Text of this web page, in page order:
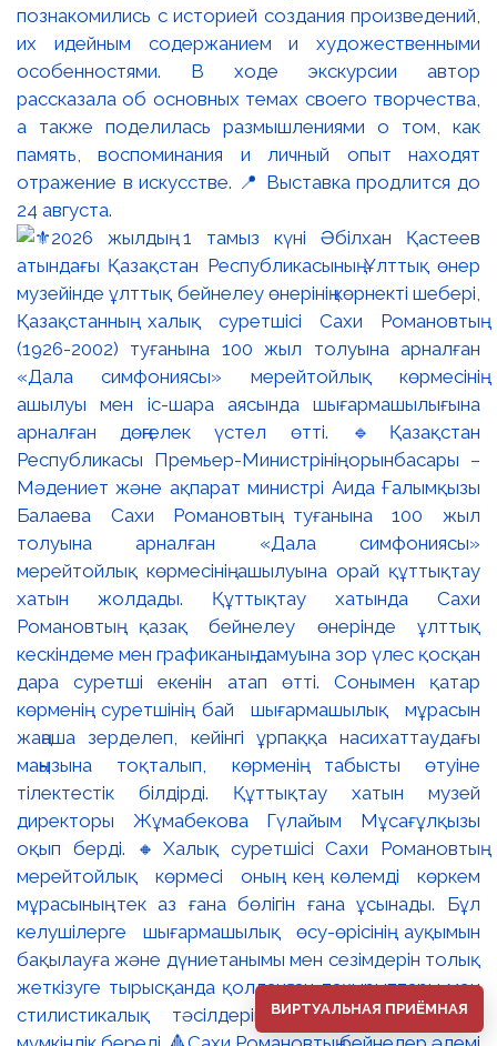
познакомились с историей создания произведений,
их идейным содержанием и художественными
особенностями. В ходе экскурсии автор
рассказала об основных темах своего творчества,
а также поделилась размышлениями о том, как
память, воспоминания и личный опыт находят
отражение в искусстве. 📍 Выставка продлится до
24 августа.
ВИРТУАЛЬНАЯ ПРИЁМНАЯ